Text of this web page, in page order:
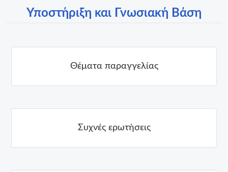
Υποστήριξη και Γνωσιακή Βάση
Θέματα παραγγελίας
Συχνές ερωτήσεις